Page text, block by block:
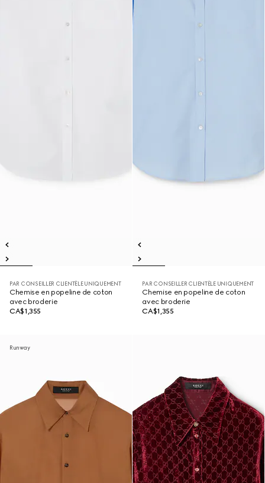
PAR CONSEILLER CLIENTÈLE UNIQUEMENT
Chemise en popeline de coton
avec broderie
CA$1,355
PAR CONSEILLER CLIENTÈLE UNIQUEMENT
Chemise en popeline de coton
avec broderie
CA$1,355
Runway